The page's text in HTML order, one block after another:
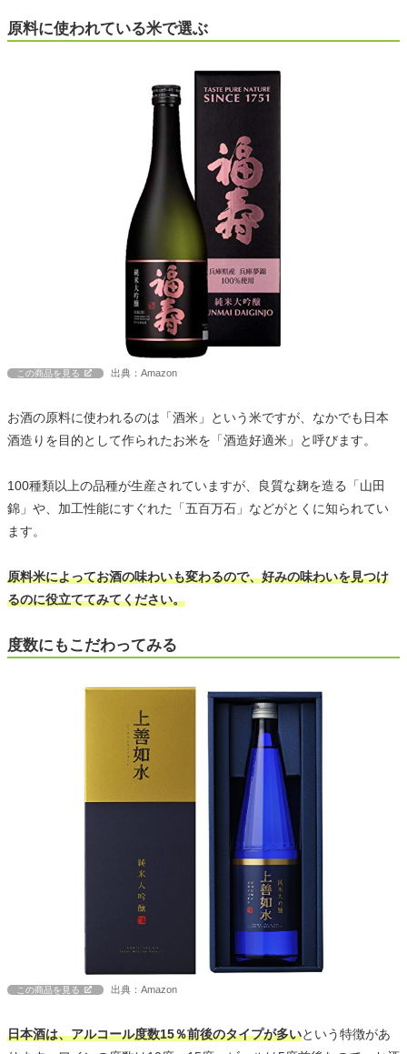
原料に使われている米で選ぶ
この商品を見る 出典：Amazon
お酒の原料に使われるのは「酒米」という米ですが、なかでも日本
酒造りを目的として作られたお米を「酒造好適米」と呼びます。
100種類以上の品種が生産されていますが、良質な麹を造る「山田
錦」や、加工性能にすぐれた「五百万石」などがとくに知られてい
ます。
原料米によってお酒の味わいも変わるので、好みの味わいを見つけ
るのに役立ててみてください。
度数にもこだわってみる
この商品を見る 出典：Amazon
日本酒は、アルコール度数15％前後のタイプが多いという特徴があ